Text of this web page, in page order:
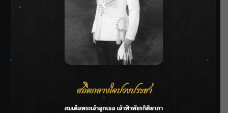
THE BEST ENTERTAINMENT
Recent Posts
ชลประทานเชียงใหม่เร่งพร่องน้ำแม่น้ำปิง รับมวลน้ำเหนือ ย้ำ
ยังไม่ล้นตลิ่ง
ฟาดลุคใหม่! “แบม พิชญานิน” แดนซ์สับทุกจังหวะ ชวนแฟนๆ